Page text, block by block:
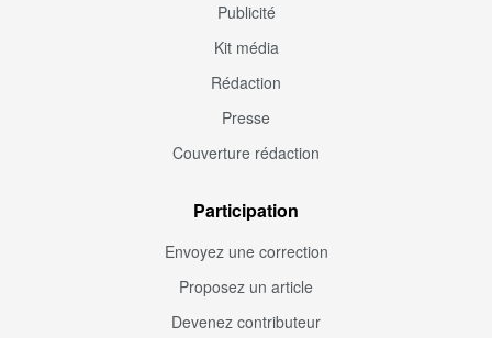
Publicité
Kit média
Rédaction
Presse
Couverture rédaction
Participation
Envoyez une correction
Proposez un article
Devenez contributeur